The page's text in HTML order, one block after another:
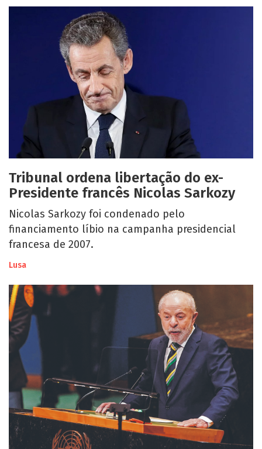
Tribunal ordena libertação do ex-
Presidente francês Nicolas Sarkozy
Nicolas Sarkozy foi condenado pelo
financiamento líbio na campanha presidencial
francesa de 2007.
Lusa